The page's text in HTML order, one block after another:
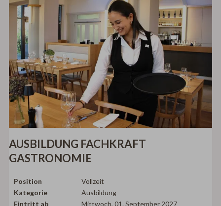
AUSBILDUNG FACHKRAFT
GASTRONOMIE
Position
Vollzeit
Kategorie
Ausbildung
Eintritt ab
Mittwoch, 01. September 2027